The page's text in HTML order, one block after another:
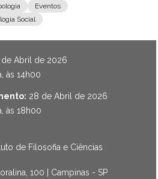
Eventos
Social
Abril de 2026
às 14h00
28 de Abril de 2026
às 18h00
de Filosofia e Ciências
100 | Campinas - SP